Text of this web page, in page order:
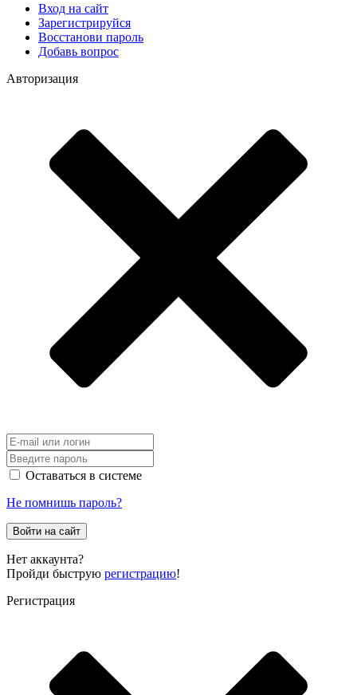
Вход на сайт
Зарегистрируйся
Восстанови пароль
Добавь вопрос
Авторизация
Оставаться в системе
Не помнишь пароль?
Войти на сайт
Нет аккаунта?
Пройди быструю регистрацию!
Регистрация